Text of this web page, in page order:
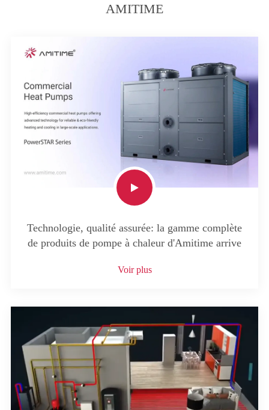
AMITIME
Technologie, qualité assurée: la gamme complète
de produits de pompe à chaleur d'Amitime arrive
Voir plus